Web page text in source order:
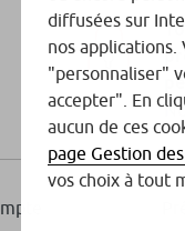
diffusées sur
nos applications.
"personnaliser"
accepter". En
aucun de ces
page Gestion
vos choix à tout